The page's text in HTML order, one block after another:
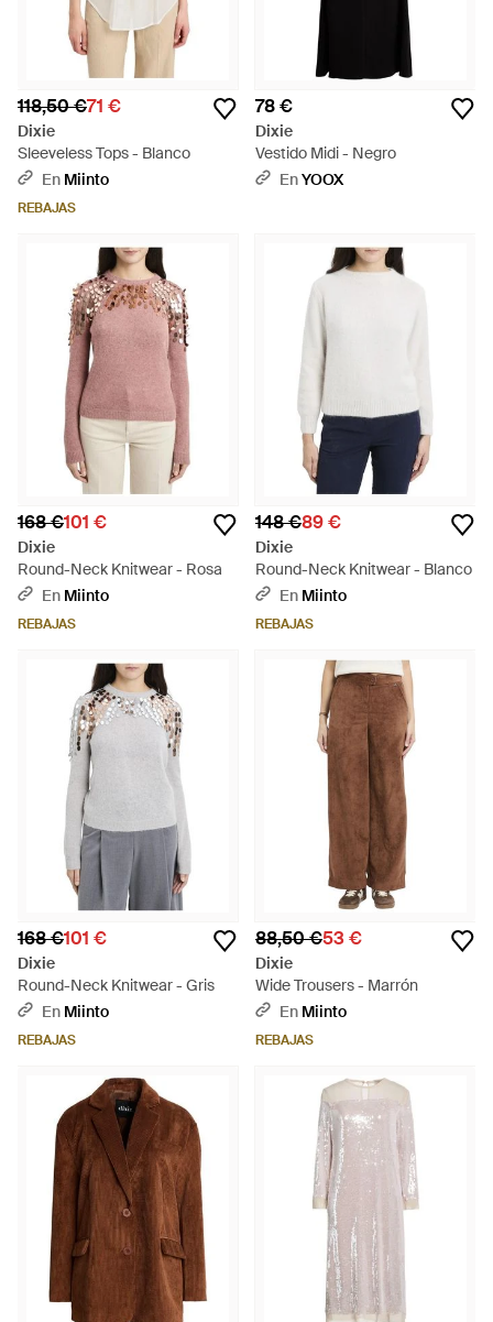
118,50 €71 €
Dixie
Sleeveless Tops - Blanco
En Miinto
REBAJAS
78 €
Dixie
Vestido Midi - Negro
EnYOOX
168 €101 €
Dixie
Round-Neck Knitwear - Rosa
En Miinto
REBAJAS
148 €89 €
Dixie
Round-Neck Knitwear - Blanco
En Miinto
REBAJAS
168 €101 €
Dixie
Round-Neck Knitwear - Gris
En Miinto
REBAJAS
88,50 €53 €
Dixie
Wide Trousers - Marrón
En Miinto
REBAJAS